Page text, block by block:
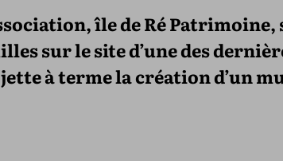
île de Ré Patrimoine,
sur le site d’une des
à terme la création d’un